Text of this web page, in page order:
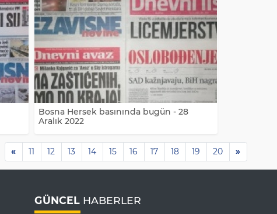
Bosna Hersek basınında bugün - 28
Aralık 2022
« 11 12 13 14 15 16 17 18 19 20 »
GÜNCEL HABERLER